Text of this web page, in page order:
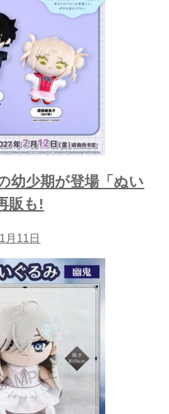
幼少期が登場「ぬい
販も!
月11日